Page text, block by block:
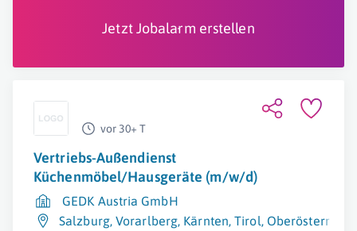
Jetzt Jobalarm erstellen
vor 30+ T
Vertriebs-Außendienst
Küchenmöbel/Hausgeräte (m/w/d)
GEDK Austria GmbH
Salzburg,Vorarlberg, Kärnten,Tirol, Oberösterreich